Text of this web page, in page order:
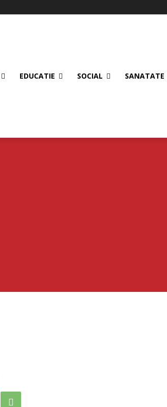
EDUCATIE SOCIAL SANATATE